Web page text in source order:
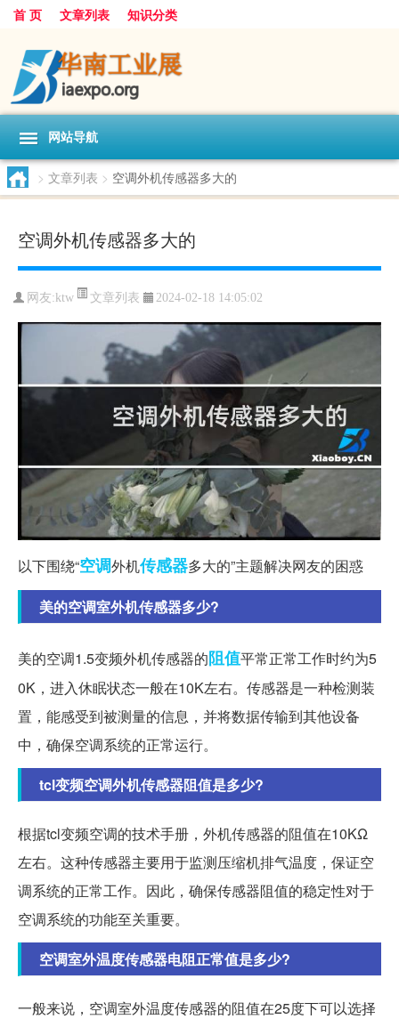
首 页 文章列表 知识分类
网站导航
> 文章列表 > 空调外机传感器多大的
空调外机传感器多大的
网友: ktw 文章列表 2024-02-18 14:05:02
以下围绕“空调外机传感器多大的”主题解决网友的困惑
美的空调室外机传感器多少?
美的空调1.5变频外机传感器的阻值平常正常工作时约为5
0K，进入休眠状态一般在10K左右。传感器是一种检测装
置，能感受到被测量的信息，并将数据传输到其他设备
中，确保空调系统的正常运行。
tcl变频空调外机传感器阻值是多少?
根据tcl变频空调的技术手册，外机传感器的阻值在10KΩ
左右。这种传感器主要用于监测压缩机排气温度，保证空
调系统的正常工作。因此，确保传感器阻值的稳定性对于
空调系统的功能至关重要。
空调室外温度传感器电阻正常值是多少?
一般来说，空调室外温度传感器的阻值在25度下可以选择